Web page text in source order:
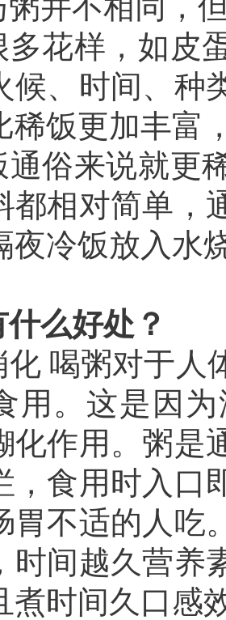
多花样，如皮
候、时间、种
稀饭更加丰富
通俗来说就更
都相对简单，
夜冷饭放入水
么好处？
化 喝粥对于人
用。这是因
化作用。粥是
，食用时入口
胃不适的人吃
时间越久营养
煮时间久口感